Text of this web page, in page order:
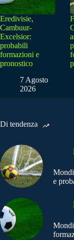
Eredivisie,
Cambuur-
Excelsior:
probabili
formazioni e
pronostico
7 Agosto
2026
Di tendenza
e